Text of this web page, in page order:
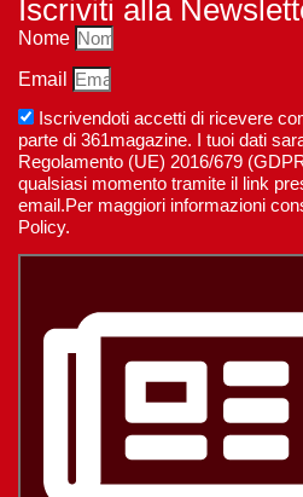
Iscriviti alla
Nome
Email
Iscrivendoti accetti di ricevere
parte di 361magazine. I tuoi dati
Regolamento (UE) 2016/679
qualsiasi momento tramite il link
email.Per maggiori informazioni
Policy.